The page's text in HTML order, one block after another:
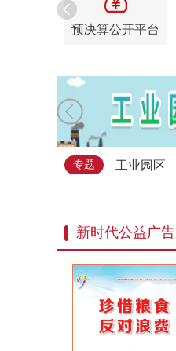
预决算公开平台
教育服务
交通
专题 工业园区
新时代公益广告